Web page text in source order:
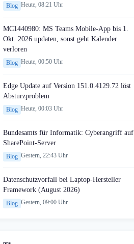
Blog Heute, 08:21 Uhr
MC1440980: MS Teams Mobile-App bis 1.
Okt. 2026 updaten, sonst geht Kalender
verloren
Blog Heute, 00:50 Uhr
Edge Update auf Version 151.0.4129.72 löst
Absturzproblem
Blog Heute, 00:03 Uhr
Bundesamts für Informatik: Cyberangriff auf
SharePoint-Server
Blog Gestern, 22:43 Uhr
Datenschutzvorfall bei Laptop-Hersteller
Framework (August 2026)
Blog Gestern, 09:00 Uhr